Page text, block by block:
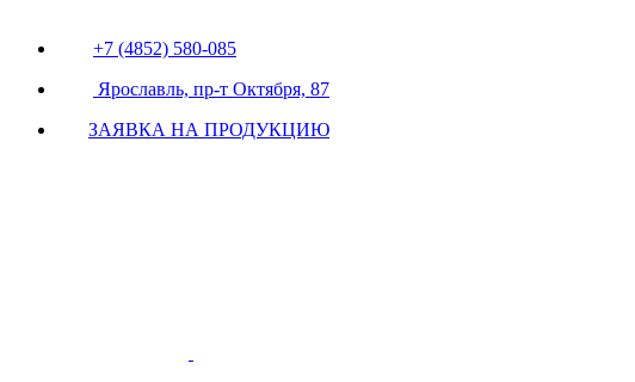
+7 (4852) 580-085
Ярославль, пр-т Октября, 87
ЗАЯВКА НА ПРОДУКЦИЮ